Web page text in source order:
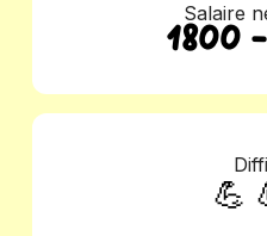
Salaire
1800
💪